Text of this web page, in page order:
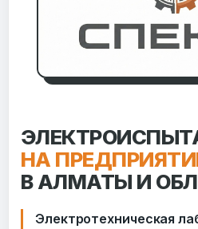
НА
В АЛМАТЫ И
Электротехническая